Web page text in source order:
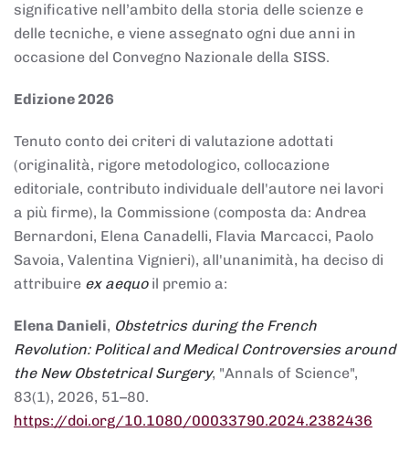
significative nell’ambito della storia delle scienze e
delle tecniche, e viene assegnato ogni due anni in
occasione del Convegno Nazionale della SISS.
Edizione 2026
Tenuto conto dei criteri di valutazione adottati
(originalità, rigore metodologico, collocazione
editoriale, contributo individuale dell'autore nei lavori
a più firme), la Commissione (composta da: Andrea
Bernardoni, Elena Canadelli, Flavia Marcacci, Paolo
Savoia, Valentina Vignieri), all'unanimità, ha deciso di
attribuire ex aequoil premio a:
Elena Danieli, Obstetrics during the French
Revolution: Political and Medical Controversies around
the New Obstetrical Surgery, "Annals of Science",
83(1), 2026, 51–80.
https://doi.org/10.1080/00033790.2024.2382436